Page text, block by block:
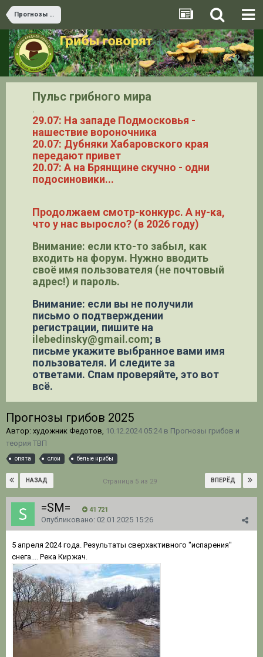
Прогнозы грибов и теория ТВП
Пульс грибного мира
.
29.07: На западе Подмосковья -
нашествие вороночника
20.07: Дубняки Хабаровского края
передают привет
20.07: А на Брянщине скучно - одни
подосиновики...
Продолжаем смотр-конкурс. А ну-ка,
что у нас выросло? (в 2026 году)
Внимание: если кто-то забыл, как
входить на форум. Нужно вводить
своё имя пользователя (не почтовый
адрес!) и пароль.
Внимание: если вы не получили
письмо о подтверждении
регистрации, пишите на
ilebedinsky@gmail.com; в
письме укажите выбранное вами имя
пользователя. И следите за
ответами. Спам проверяйте, это вот
всё.
Прогнозы грибов 2025
Автор: художник Федотов, 10.12.2024 05:24 в Прогнозы грибов и
теория ТВП
опята слои белые нрибы
НАЗАД ВПЕРЁД
Страница 5 из 29
=SM= 41 721
Опубликовано: 02.01.2025 15:26
5 апреля 2024 года. Результаты сверхактивного "испарения"
снега.... Река Киржач.